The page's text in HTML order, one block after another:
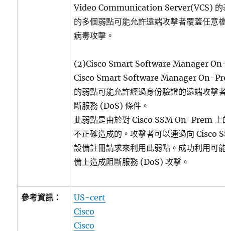
Video Communication Server(VCS) 的
的多個弱點可能允許遠端攻擊者覆蓋任意
病毒攻擊。
(2)Cisco Smart Software Manager
Cisco Smart Software Manager On-
的弱點可能允許經過身份驗證的遠端攻擊
斷服務 (DoS) 條件。
此弱點是由於對 Cisco SSM On-Prem 上
不正確造成的。攻擊者可以通過向 Cisco
設備註冊請求來利用此弱點。成功利用可
備上造成阻斷服務 (DoS) 攻擊。
參考資訊：
US-cert
Cisco
Cisco